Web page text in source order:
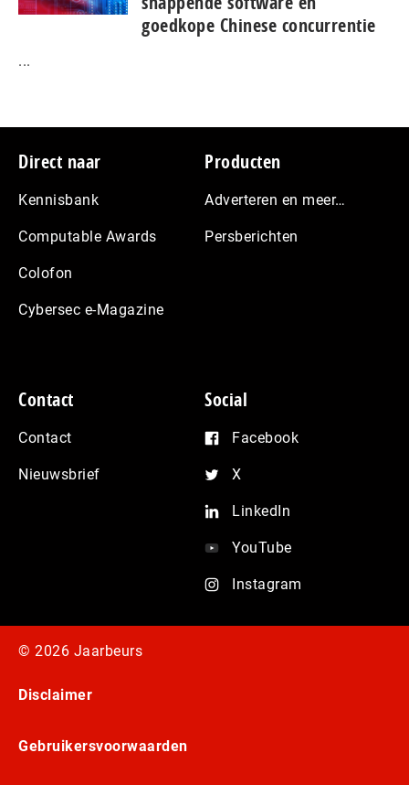
goedkope Chinese con­cur­ren­tie
...
Footer
Direct naar
Kennisbank
Computable Awards
Colofon
Cybersec e-Magazine
Producten
Adverteren en meer…
Persberichten
Contact
Contact
Nieuwsbrief
Social
Facebook
X
LinkedIn
YouTube
Instagram
© 2026 Jaarbeurs
Disclaimer
Gebruikersvoorwaarden